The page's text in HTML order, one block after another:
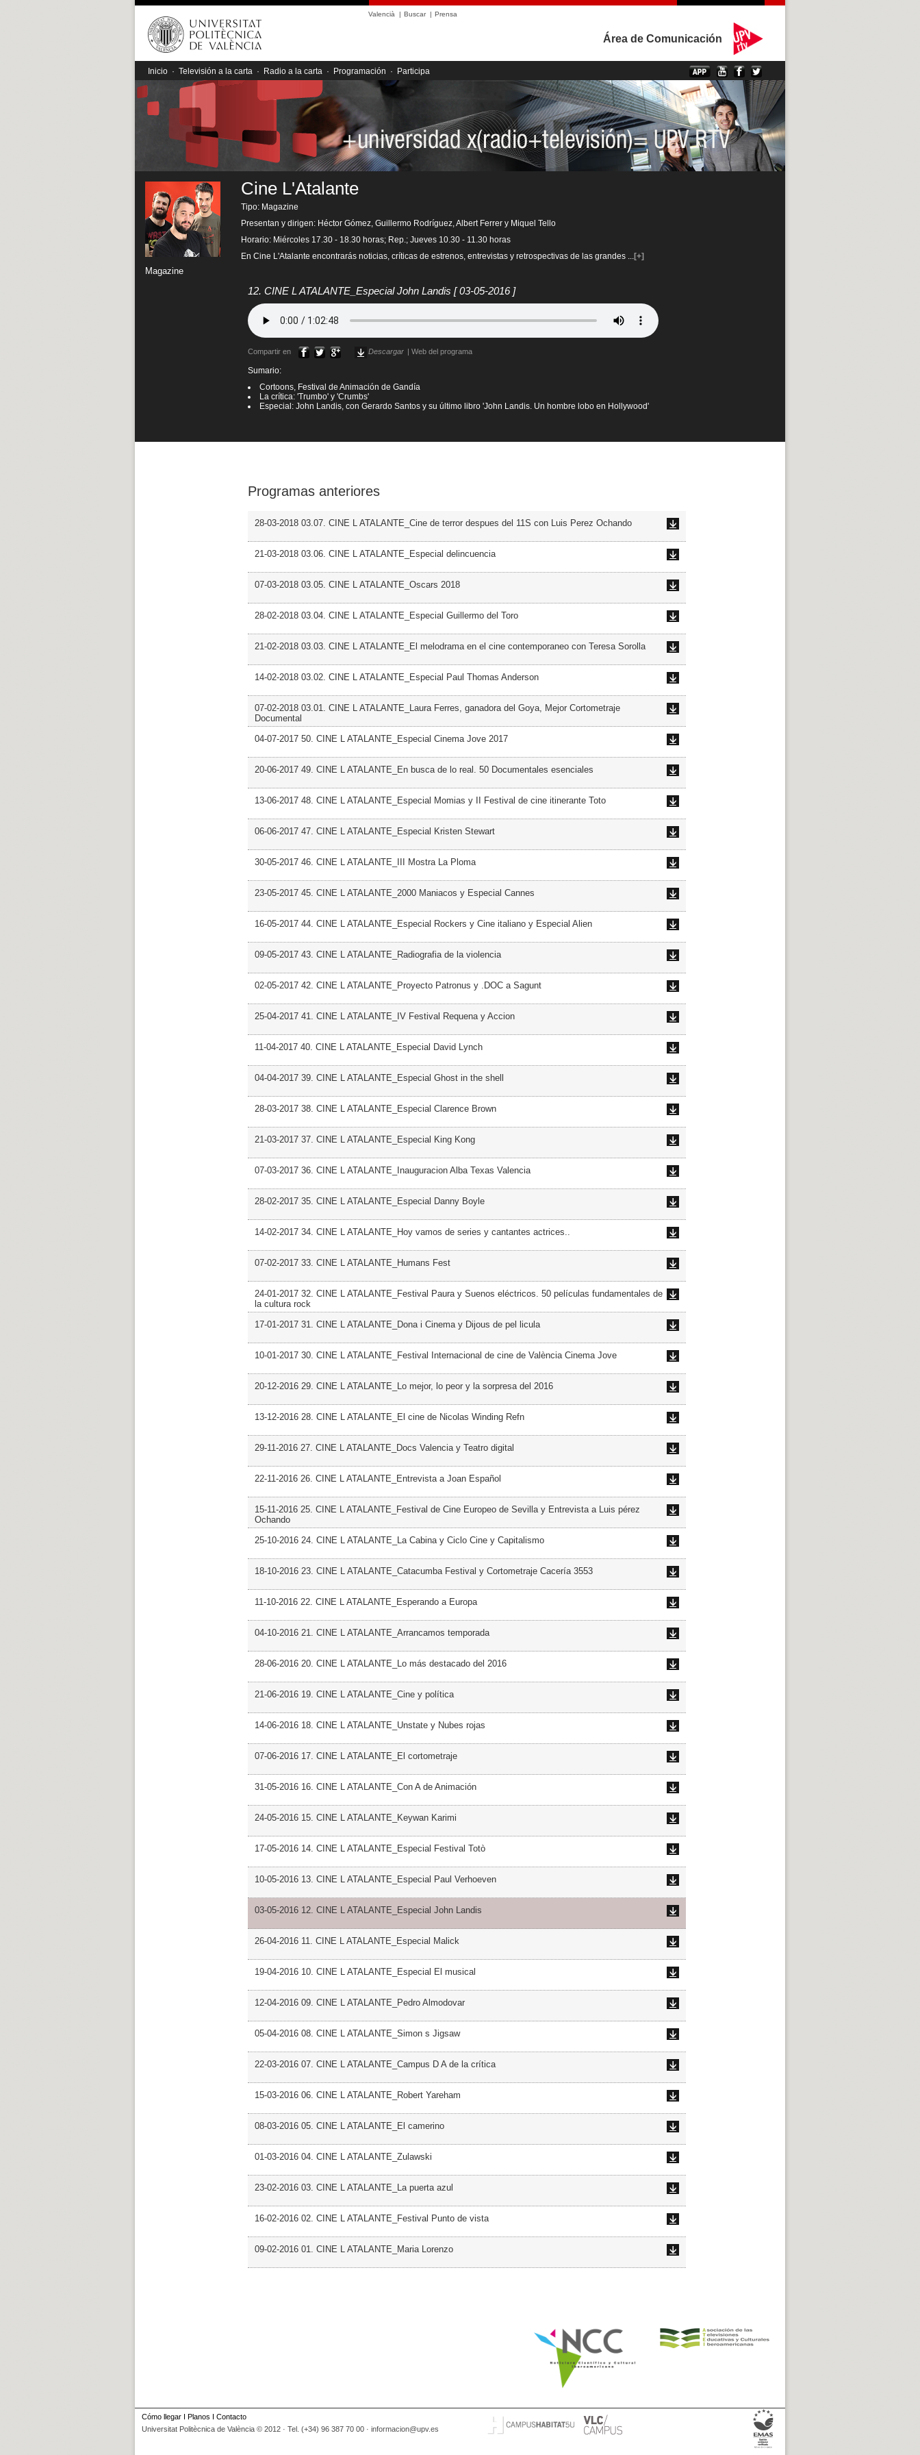
Valencià | Buscar| Prensa
Área de Comunicación
Inicio · Televisión a la carta · Radio a la carta · Programación · Participa
Magazine
Cine L'Atalante
Tipo: Magazine
Presentan y dirigen: Héctor Gómez, Guillermo Rodríguez, Albert Ferrer y Miquel Tello
Horario: Miércoles 17.30 - 18.30 horas; Rep.; Jueves 10.30 - 11.30 horas
En Cine L'Atalante encontrarás noticias, críticas de estrenos, entrevistas y retrospectivas de las grandes ...[+]
12. CINE L ATALANTE_Especial John Landis [ 03-05-2016 ]
Compartir en Descargar Web del programa
Sumario:
Cortoons, Festival de Animación de Gandía
La crítica: 'Trumbo' y 'Crumbs'
Especial: John Landis, con Gerardo Santos y su último libro 'John Landis. Un hombre lobo en Hollywood'
Programas anteriores
28-03-2018 03.07. CINE L ATALANTE_Cine de terror despues del 11S con Luis Perez Ochando
21-03-2018 03.06. CINE L ATALANTE_Especial delincuencia
07-03-2018 03.05. CINE L ATALANTE_Oscars 2018
28-02-2018 03.04. CINE L ATALANTE_Especial Guillermo del Toro
21-02-2018 03.03. CINE L ATALANTE_El melodrama en el cine contemporaneo con Teresa Sorolla
14-02-2018 03.02. CINE L ATALANTE_Especial Paul Thomas Anderson
07-02-2018 03.01. CINE L ATALANTE_Laura Ferres, ganadora del Goya, Mejor Cortometraje
Documental
04-07-2017 50. CINE L ATALANTE_Especial Cinema Jove 2017
20-06-2017 49. CINE L ATALANTE_En busca de lo real. 50 Documentales esenciales
13-06-2017 48. CINE L ATALANTE_Especial Momias y II Festival de cine itinerante Toto
06-06-2017 47. CINE L ATALANTE_Especial Kristen Stewart
30-05-2017 46. CINE L ATALANTE_III Mostra La Ploma
23-05-2017 45. CINE L ATALANTE_2000 Maniacos y Especial Cannes
16-05-2017 44. CINE L ATALANTE_Especial Rockers y Cine italiano y Especial Alien
09-05-2017 43. CINE L ATALANTE_Radiografia de la violencia
02-05-2017 42. CINE L ATALANTE_Proyecto Patronus y .DOC a Sagunt
25-04-2017 41. CINE L ATALANTE_IV Festival Requena y Accion
11-04-2017 40. CINE L ATALANTE_Especial David Lynch
04-04-2017 39. CINE L ATALANTE_Especial Ghost in the shell
28-03-2017 38. CINE L ATALANTE_Especial Clarence Brown
21-03-2017 37. CINE L ATALANTE_Especial King Kong
07-03-2017 36. CINE L ATALANTE_Inauguracion Alba Texas Valencia
28-02-2017 35. CINE L ATALANTE_Especial Danny Boyle
14-02-2017 34. CINE L ATALANTE_Hoy vamos de series y cantantes actrices..
07-02-2017 33. CINE L ATALANTE_Humans Fest
24-01-2017 32. CINE L ATALANTE_Festival Paura y Suenos eléctricos. 50 películas fundamentales de
la cultura rock
17-01-2017 31. CINE L ATALANTE_Dona i Cinema y Dijous de pel licula
10-01-2017 30. CINE L ATALANTE_Festival Internacional de cine de València Cinema Jove
20-12-2016 29. CINE L ATALANTE_Lo mejor, lo peor y la sorpresa del 2016
13-12-2016 28. CINE L ATALANTE_El cine de Nicolas Winding Refn
29-11-2016 27. CINE L ATALANTE_Docs Valencia y Teatro digital
22-11-2016 26. CINE L ATALANTE_Entrevista a Joan Español
15-11-2016 25. CINE L ATALANTE_Festival de Cine Europeo de Sevilla y Entrevista a Luis pérez
Ochando
25-10-2016 24. CINE L ATALANTE_La Cabina y Ciclo Cine y Capitalismo
18-10-2016 23. CINE L ATALANTE_Catacumba Festival y Cortometraje Cacería 3553
11-10-2016 22. CINE L ATALANTE_Esperando a Europa
04-10-2016 21. CINE L ATALANTE_Arrancamos temporada
28-06-2016 20. CINE L ATALANTE_Lo más destacado del 2016
21-06-2016 19. CINE L ATALANTE_Cine y política
14-06-2016 18. CINE L ATALANTE_Unstate y Nubes rojas
07-06-2016 17. CINE L ATALANTE_El cortometraje
31-05-2016 16. CINE L ATALANTE_Con A de Animación
24-05-2016 15. CINE L ATALANTE_Keywan Karimi
17-05-2016 14. CINE L ATALANTE_Especial Festival Totò
10-05-2016 13. CINE L ATALANTE_Especial Paul Verhoeven
03-05-2016 12. CINE L ATALANTE_Especial John Landis
26-04-2016 11. CINE L ATALANTE_Especial Malick
19-04-2016 10. CINE L ATALANTE_Especial El musical
12-04-2016 09. CINE L ATALANTE_Pedro Almodovar
05-04-2016 08. CINE L ATALANTE_Simon s Jigsaw
22-03-2016 07. CINE L ATALANTE_Campus D A de la crítica
15-03-2016 06. CINE L ATALANTE_Robert Yareham
08-03-2016 05. CINE L ATALANTE_El camerino
01-03-2016 04. CINE L ATALANTE_Zulawski
23-02-2016 03. CINE L ATALANTE_La puerta azul
16-02-2016 02. CINE L ATALANTE_Festival Punto de vista
09-02-2016 01. CINE L ATALANTE_Maria Lorenzo
Cómo llegar I Planos I Contacto
Universitat Politècnica de València © 2012 · Tel. (+34) 96 387 70 00 · informacion@upv.es